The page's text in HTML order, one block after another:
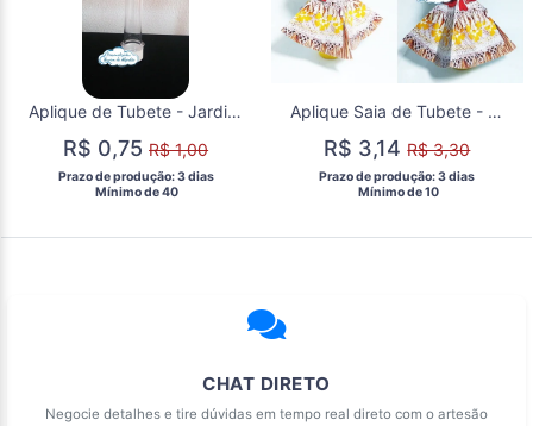
Aplique de Tubete - Jardim Encantado
R$ 0,75R$ 1,00
Prazo de produção: 3 dias
  Mínimo de 40
Aplique Saia de Tubete - Moana
R$ 3,14R$ 3,30
Prazo de produção: 3 dias
  Mínimo de 10
CHAT DIRETO
Negocie detalhes e tire dúvidas em tempo real direto com o artesão